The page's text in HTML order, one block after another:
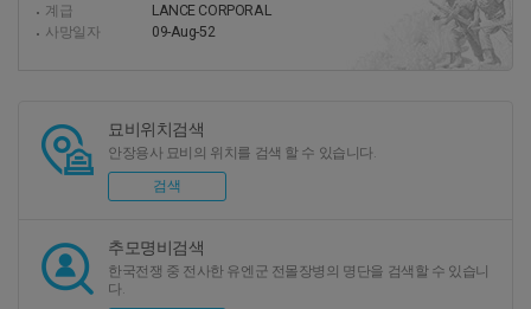
계급
LANCE CORPORAL
사망일자
09-Aug-52
묘비위치검색
안장용사 묘비의 위치를 검색 할 수 있습니다.
검색
추모명비검색
한국전쟁 중 전사한 유엔군 전몰장병의 명단을 검색할 수 있습니
다.